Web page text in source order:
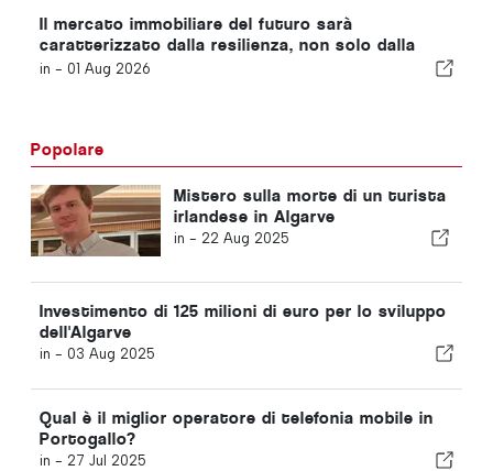
Il mercato immobiliare del futuro sarà
caratterizzato dalla resilienza, non solo dalla
posizione
in - 01 Aug 2026
Popolare
Mistero sulla morte di un turista
irlandese in Algarve
in - 22 Aug 2025
Investimento di 125 milioni di euro per lo sviluppo
dell'Algarve
in - 03 Aug 2025
Qual è il miglior operatore di telefonia mobile in
Portogallo?
in - 27 Jul 2025